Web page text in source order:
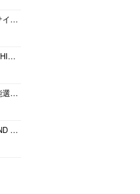
【ECOALF】廃棄タイヤをリサイクルしたビーチサンダルを展開
外でも畳の気持ちよさを。「SHITOI」七島イをインソールに使用したサンダル
上品にもカジュアルにも、万能選手な「グルカサンダル」をこの夏の選択肢に
「SHIPS」期間限定！「ISLAND SLIPPER」のモアバリエーションを開催